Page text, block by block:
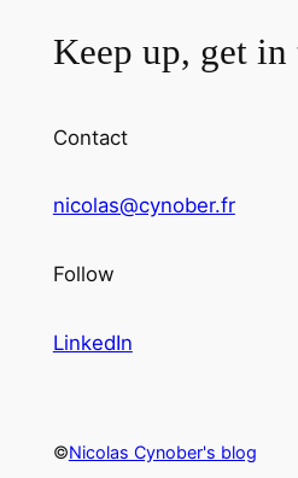
Keep up, get in
Contact
nicolas@cynober.fr
Follow
LinkedIn
©Nicolas Cynober's blog